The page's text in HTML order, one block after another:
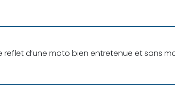
d’une moto bien entretenue et sans